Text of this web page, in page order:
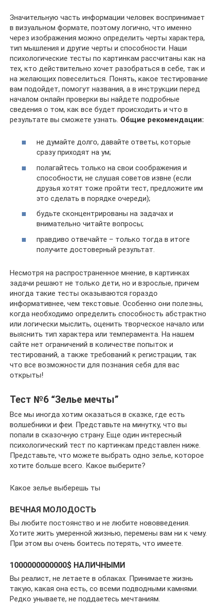
Значительную часть информации человек воспринимает
в визуальном формате, поэтому логично, что именно
через изображения можно определить черты характера,
тип мышления и другие черты и способности. Наши
психологические тесты по картинкам рассчитаны как на
тех, кто действительно хочет разобраться в себе, так и
на желающих повеселиться. Понять, какое тестирование
вам подойдет, помогут названия, а в инструкции перед
началом онлайн проверки вы найдете подробные
сведения о том, как все будет происходить и что в
результате вы сможете узнать. Общие рекомендации:
не думайте долго, давайте ответы, которые
сразу приходят на ум;
полагайтесь только на свои соображения и
способности, не слушая советов извне (если
друзья хотят тоже пройти тест, предложите им
это сделать в порядке очереди);
будьте сконцентрированы на задачах и
внимательно читайте вопросы;
правдиво отвечайте – только тогда в итоге
получите достоверный результат.
Несмотря на распространенное мнение, в картинках
задачи решают не только дети, но и взрослые, причем
иногда такие тесты оказываются гораздо
информативнее, чем текстовые. Особенно они полезны,
когда необходимо определить способность абстрактно
или логически мыслить, оценить творческое начало или
выяснить тип характера или темперамента. На нашем
сайте нет ограничений в количестве попыток и
тестирований, а также требований к регистрации, так
что все возможности для познания себя для вас
открыты!
Тест №6 “Зелье мечты”
Все мы иногда хотим оказаться в сказке, где есть
волшебники и феи. Представьте на минутку, что вы
попали в сказочную страну. Еще один интересный
психологический тест по картинкам представлен ниже.
Представьте, что можете выбрать одно зелье, которое
хотите больше всего. Какое выберите?
Какое зелье выберешь ты
ВЕЧНАЯ МОЛОДОСТЬ
Вы любите постоянство и не любите нововведения.
Хотите жить умеренной жизнью, перемены вам ни к чему.
При этом вы очень боитесь потерять, что имеете.
1000000000000$ НАЛИЧНЫМИ
Вы реалист, не летаете в облаках. Принимаете жизнь
такую, какая она есть, со всеми подводными камнями.
Редко унываете, не поддаетесь мечтаниям.